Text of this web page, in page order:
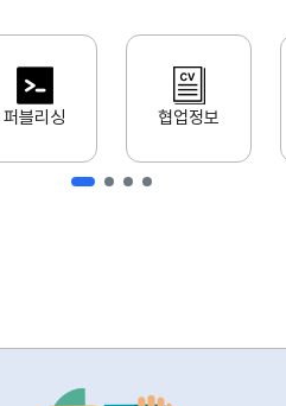
퍼블리싱 협업정보